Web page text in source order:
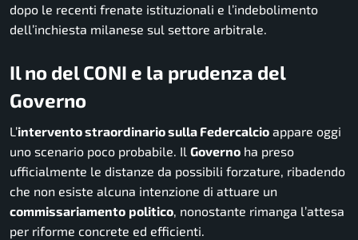
dopo le recenti frenate istituzionali e l’indebolimento
dell’inchiesta milanese sul settore arbitrale.
Il no del CONI e la prudenza del
Governo
L’intervento straordinario sulla Federcalcio appare oggi
uno scenario poco probabile. Il Governo ha preso
ufficialmente le distanze da possibili forzature, ribadendo
che non esiste alcuna intenzione di attuare un
commissariamento politico, nonostante rimanga l’attesa
per riforme concrete ed efficienti.